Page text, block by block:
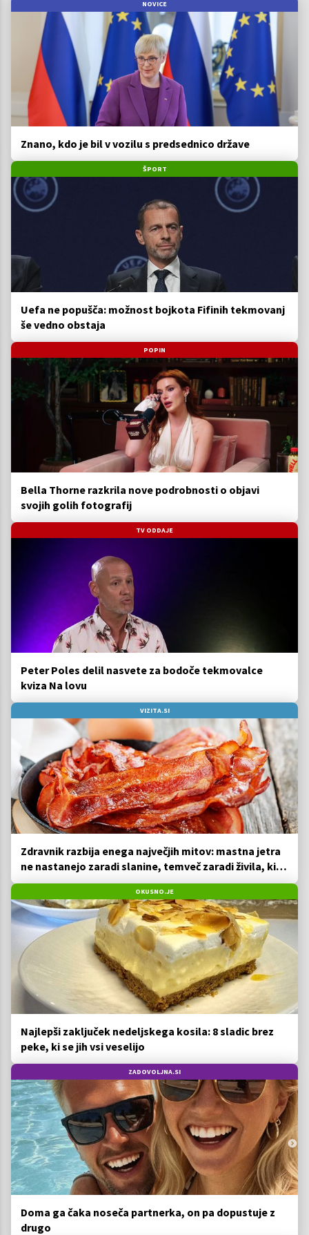
NOVICE
Znano, kdo je bil v vozilu s predsednico države
ŠPORT
Uefa ne popušča: možnost bojkota Fifinih tekmovanj
še vedno obstaja
POPIN
Bella Thorne razkrila nove podrobnosti o objavi
svojih golih fotografij
TV ODDAJE
Peter Poles delil nasvete za bodoče tekmovalce
kviza Na lovu
VIZITA.SI
Zdravnik razbija enega največjih mitov: mastna jetra
ne nastanejo zaradi slanine, temveč zaradi živila, ki
ga imamo vsi radi
OKUSNO.JE
Najlepši zaključek nedeljskega kosila: 8 sladic brez
peke, ki se jih vsi veselijo
ZADOVOLJNA.SI
Doma ga čaka noseča partnerka, on pa dopustuje z
drugo